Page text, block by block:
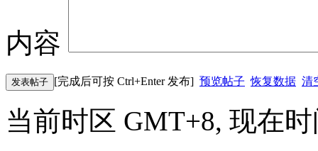
内容
发表帖子 [完成后可按 Ctrl+Enter 发布] 预览帖子 恢复数据 清
当前时区 GMT+8, 现在